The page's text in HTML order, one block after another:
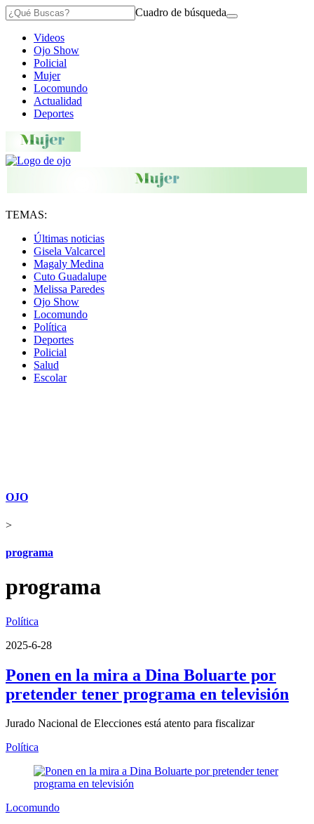
Cuadro de búsqueda
Videos
Ojo Show
Policial
Mujer
Locomundo
Actualidad
Deportes
TEMAS:
Últimas noticias
Gisela Valcarcel
Magaly Medina
Cuto Guadalupe
Melissa Paredes
Ojo Show
Locomundo
Política
Deportes
Policial
Salud
Escolar
OJO
>
programa
programa
Política
2025-6-28
Ponen en la mira a Dina Boluarte por
pretender tener programa en televisión
Jurado Nacional de Elecciones está atento para fiscalizar
Política
Locomundo